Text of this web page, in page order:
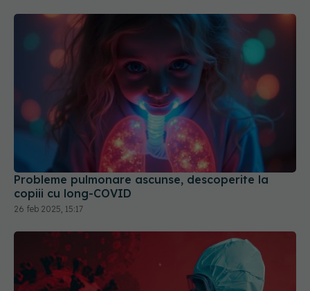
Probleme pulmonare ascunse, descoperite la
copiii cu long-COVID